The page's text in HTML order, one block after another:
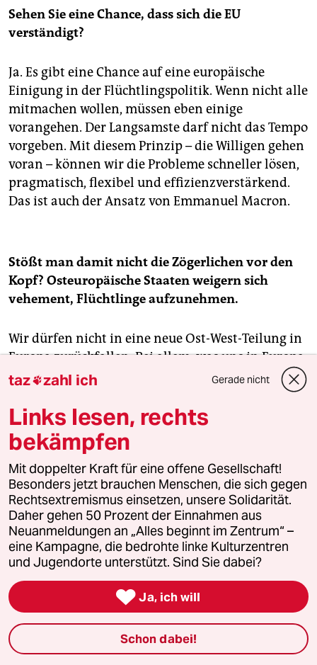
Sehen Sie eine Chance, dass sich die EU
verständigt?
Ja. Es gibt eine Chance auf eine europäische
Einigung in der Flüchtlingspolitik. Wenn nicht alle
mitmachen wollen, müssen eben einige
vorangehen. Der Langsamste darf nicht das Tempo
vorgeben. Mit diesem Prinzip – die Willigen gehen
voran – können wir die Pro­ble­me schneller lösen,
pragmatisch, flexibel und effizienzverstärkend.
Das ist auch der Ansatz von Emmanuel Macron.
Stößt man damit nicht die Zögerlichen vor den
Kopf? Osteuropäische Staaten weigern sich
vehement, Flüchtlinge aufzunehmen.
Wir dürfen nicht in eine neue Ost-West-Teilung in
Europa zurückfallen. Bei allem, was uns in Europa
nicht gefällt, sollten wir nicht vergessen, dass die
EU die Teilung aus dem Kalten Krieg überwunden
hat. Wenn ich manche Diskussionen zwischen
Brüssel und Ländern wie Polen oder Ungarn, aber
auch Tschechien und der Slowakei verfolge, sage
ich: Lasst uns nicht arrogant erscheinen. Ich kann
verstehen, dass die Osteuropäer manchmal das
Gefühl haben, ihre Argumente zählten nicht. Viele
Ostdeutsche hatten nach der Wiedervereinigung
ebenfalls das Gefühl, in einer von Westdeutschen
geprägten öffentlichen Debatte nicht gehört zu
werden. Auch wenn wir andere Auffassungen
haben als unsere osteuropäischen Nachbarn:
Ihnen zuhören und ihre Sorgen ernst nehmen, das
sollten wir schon.
taz zahl ich Gerade nicht
Links lesen, rechts
bekämpfen
Mit doppelter Kraft für eine offene Gesellschaft!
Besonders jetzt brauchen Menschen, die sich gegen
Rechtsextremismus einsetzen, unsere Solidarität.
Daher gehen 50 Prozent der Einnahmen aus
Neuanmeldungen an „Alles beginnt im Zentrum“ –
eine Kampagne, die bedrohte linke Kulturzentren
und Jugendorte unterstützt. Sind Sie dabei?
 Ja, ich will
Schon dabei!